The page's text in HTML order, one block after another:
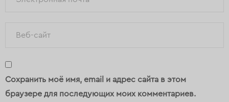
Сохранить моё имя, email и адрес сайта в этом
браузере для последующих моих комментариев.